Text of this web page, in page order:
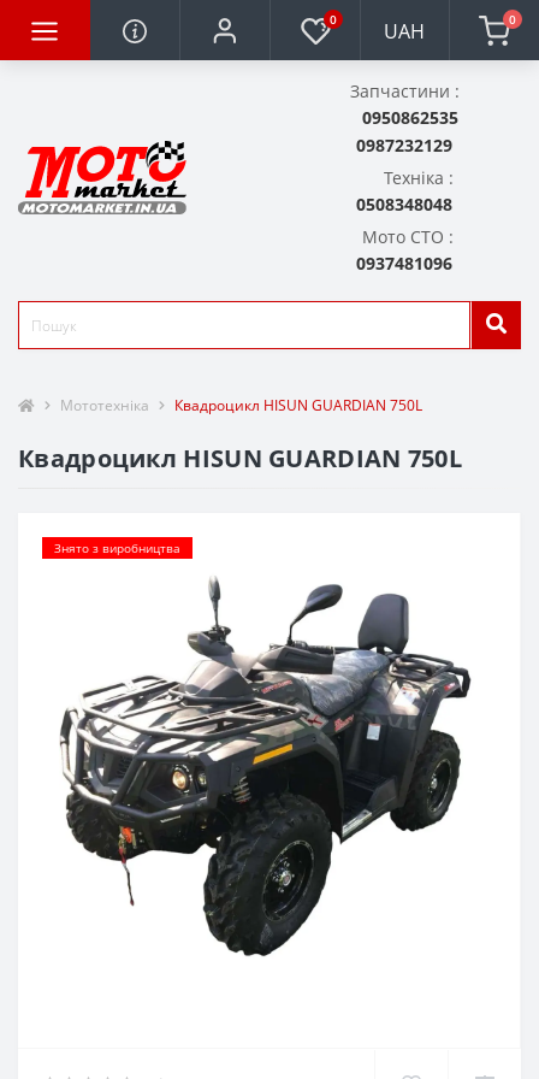
0 UAH 0
Запчастини :
0950862535
0987232129
Техніка :
0508348048
Мото СТО :
0937481096
Мототехніка Квадроцикл HISUN GUARDIAN 750L
Квадроцикл HISUN GUARDIAN 750L
Знято з виробництва